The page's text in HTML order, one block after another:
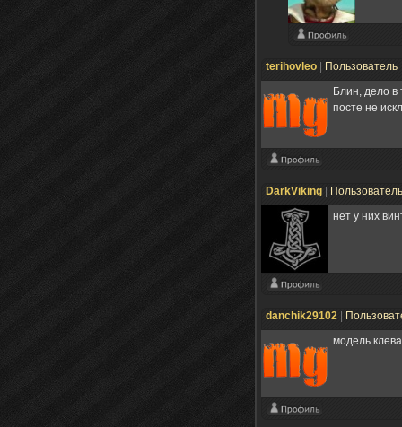
terihovleo Пользователь
Блин, дело в
посте не
DarkViking
нет у них
danchik29102
модель